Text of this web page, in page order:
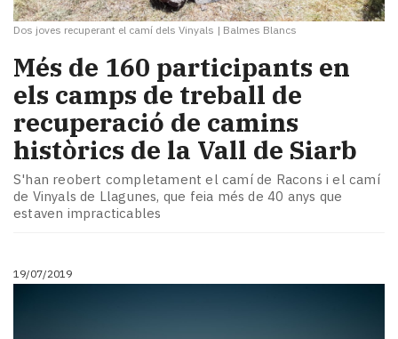
Dos joves recuperant el camí dels Vinyals | Balmes Blancs
Més de 160 participants en
els camps de treball de
recuperació de camins
històrics de la Vall de Siarb
S'han reobert completament el camí de Racons i el camí
de Vinyals de Llagunes, que feia més de 40 anys que
estaven impracticables
19/07/2019